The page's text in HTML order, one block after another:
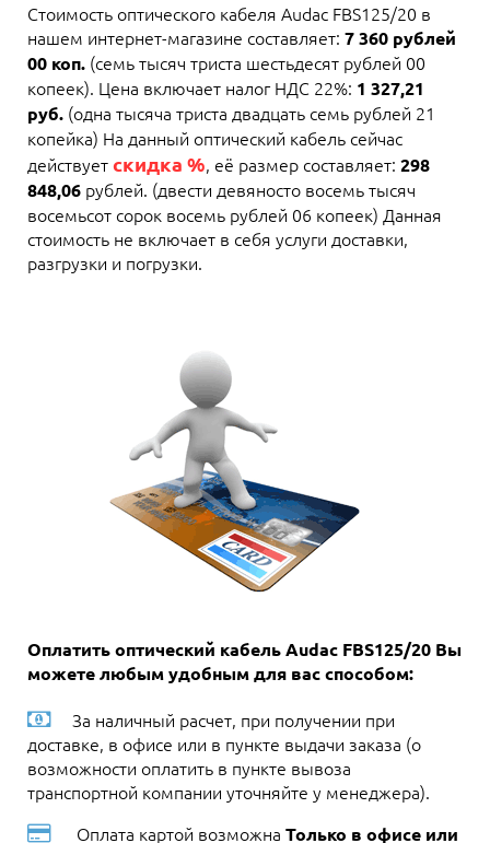
Стоимость оптического кабеля Audac FBS125/20 в
нашем интернет-магазине составляет: 7 360 рублей
00 коп. (семь тысяч триста шестьдесят рублей 00
копеек). Цена включает налог НДС 22%: 1 327,21
руб. (одна тысяча триста двадцать семь рублей 21
копейка) На данный оптический кабель сейчас
действуетскидка %, её размер составляет: 298
848,06 рублей. (двести девяносто восемь тысяч
восемьсот сорок восемь рублей 06 копеек) Данная
стоимость не включает в себя услуги доставки,
разгрузки и погрузки.
Оплатить оптический кабель Audac FBS125/20 Вы
можете любым удобным для вас способом:
За наличный расчет, при получении при
доставке, в офисе или в пункте выдачи заказа (о
возможности оплатить в пункте вывоза
транспортной компании уточняйте у менеджера).
Оплата картой возможна Только в офисе или